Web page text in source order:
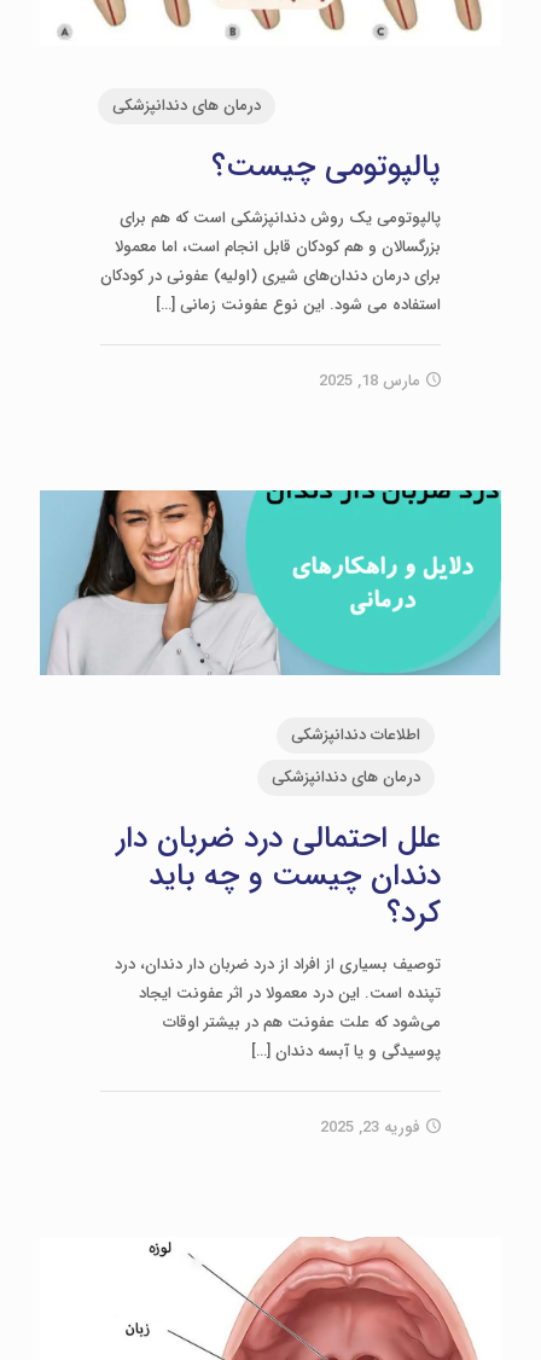
درمان های دندانپزشکی
پالپوتومی چیست؟
پالپوتومی یک روش دندانپزشکی است که هم برای
بزرگسالان و هم کودکان قابل انجام است، اما معمولا
برای درمان دندان‌های شیری (اولیه) عفونی در کودکان
استفاده می‌ شود. این نوع عفونت زمانی[…]
مارس 18, 2025
اطلاعات دندانپزشکی
درمان های دندانپزشکی
علل احتمالی درد ضربان دار
دندان چیست و چه باید
کرد؟
توصیف بسیاری از افراد از درد ضربان‌ دار دندان، درد
تپنده است. این درد معمولا در اثر عفونت ایجاد
می‌شود که علت عفونت هم در بیشتر اوقات
پوسیدگی و یا آبسه دندان[…]
فوریه 23, 2025